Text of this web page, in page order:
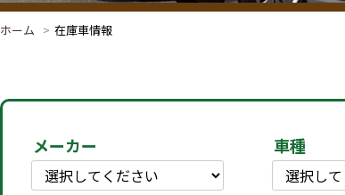
ホーム 在庫車情報
メーカー 車種